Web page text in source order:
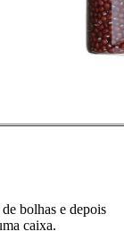
bolhas e depois
caixa.